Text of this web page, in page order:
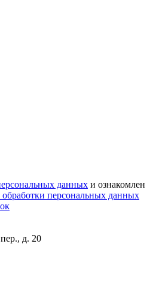
данных и ознакомлен
персональных данных
д. 20